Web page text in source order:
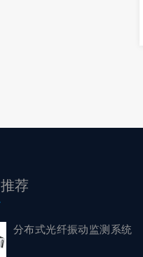
推荐
分布式光纤振动监测系统